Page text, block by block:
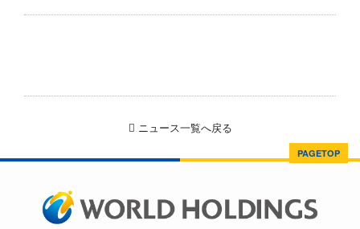
ニュース一覧へ戻る
PAGETOP